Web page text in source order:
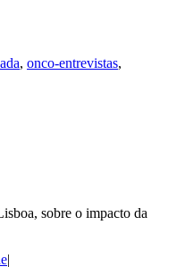
, onco-entrevistas,
sobre o impacto da
|